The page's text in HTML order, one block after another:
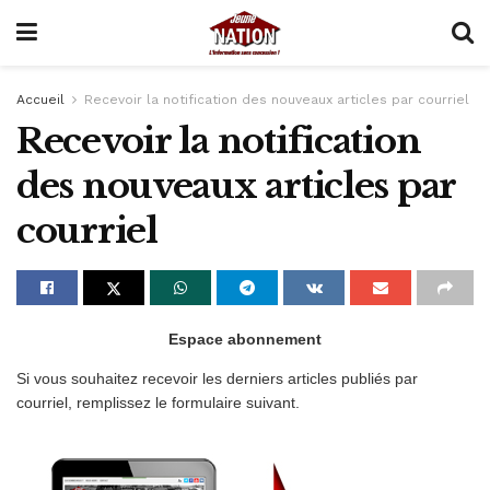
Accueil Recevoir la notification des nouveaux articles par courriel
Recevoir la notification
des nouveaux articles par
courriel
Espace abonnement
Si vous souhaitez recevoir les derniers articles publiés par
courriel, remplissez le formulaire suivant.